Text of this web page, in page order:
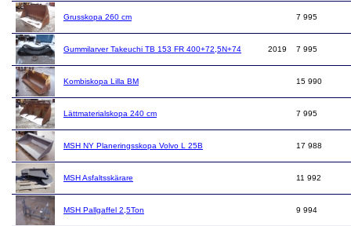
Grusskopa 260 cm 7 995
Gummilarver Takeuchi TB 153 FR 400+72,5N+74 2019 7 995
Kombiskopa Lilla BM 15 990
Lättmaterialskopa 240 cm 7 995
MSH NY Planeringsskopa Volvo L 25B 17 988
MSH Asfaltsskärare 11 992
MSH Pallgaffel 2,5Ton 9 994